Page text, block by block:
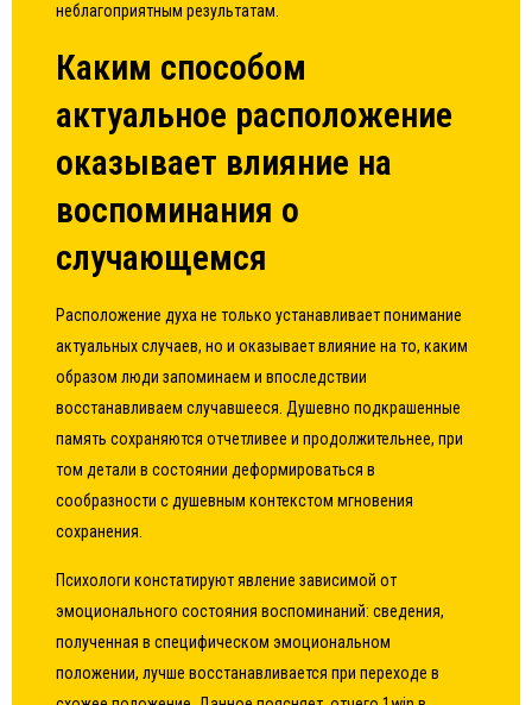
неблагоприятным результатам.
Каким способом
актуальное расположение
оказывает влияние на
воспоминания о
случающемся
Расположение духа не только устанавливает понимание
актуальных случаев, но и оказывает влияние на то, каким
образом люди запоминаем и впоследствии
восстанавливаем случавшееся. Душевно подкрашенные
память сохраняются отчетливее и продолжительнее, при
том детали в состоянии деформироваться в
сообразности с душевным контекстом мгновения
сохранения.
Психологи констатируют явление зависимой от
эмоционального состояния воспоминаний: сведения,
полученная в специфическом эмоциональном
положении, лучше восстанавливается при переходе в